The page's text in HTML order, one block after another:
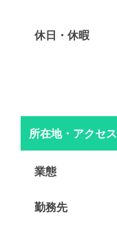
休日・休暇
所在地・アクセス
業態
勤務先